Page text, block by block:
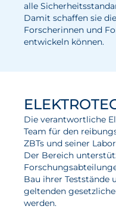
Wasserstoff
Elektrolyse
Mess- und
Beratung und
Modellierung &
Karriere
alle
Damit schaffen sie
Forscherinnen und
entwickeln können.
Die verantwortliche
Team für den
ZBTs und seiner
Der Bereich
Bau ihrer Teststände
geltenden
werden.